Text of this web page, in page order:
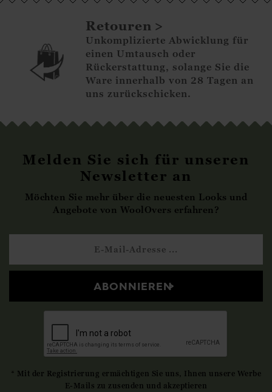
Retouren
Unkomplizierte Abwicklung für
einen Umtausch oder
Rückerstattung, solange Sie die
Ware innerhalb von 28 Tagen an
uns zurückschicken.
Melden Sie sich für unseren
Newsletter an
Möchten Sie mehr über die neuesten Looks und
Angebote von WoolOvers erfahren?
ABONNIEREN
* Mit der Registrierung ermächtigen Sie uns, Ihnen unsere Werbe
E-Mails zu zusenden und akzeptieren